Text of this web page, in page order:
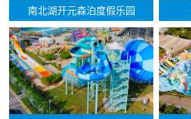
南北湖开元森泊度假乐园